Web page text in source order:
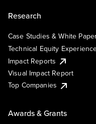
Research
Case Studies & White
Technical Equity
Impact Reports
Visual Impact Report
Top Companies
Awards & Grants